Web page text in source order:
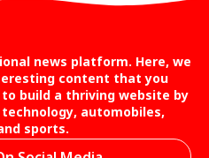
news platform. Here, we
content that you
build a thriving website by
automobiles,
sports.